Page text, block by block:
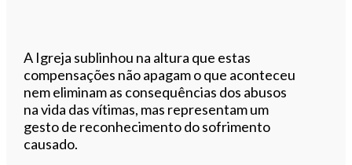
A Igreja sublinhou na altura que estas
compensações não apagam o que aconteceu
nem eliminam as consequências dos abusos
na vida das vítimas, mas representam um
gesto de reconhecimento do sofrimento
causado.